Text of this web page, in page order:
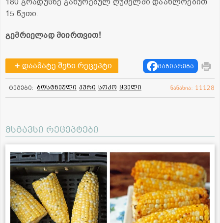
180 გრადუსზე გახურებულ ღუმელში დაახლოებით
15 წუთი.
გემრიელად მიირთვით!
დაამატე შენი რეცეპტი გაზიარება
ტეგები: ბოსტნეული პური სოკო ყველი ნანახია: 11128
მსგავსი რეცეპტები